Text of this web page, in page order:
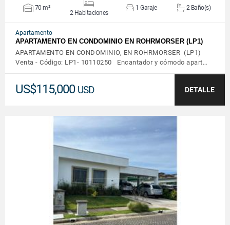
70 m²
2 Habitaciones
1 Garaje 2 Baño(s)
Apartamento
APARTAMENTO EN CONDOMINIO EN ROHRMORSER (LP1)
APARTAMENTO EN CONDOMINIO, EN ROHRMORSER (LP1)
Venta - Código: LP1- 10110250 Encantador y cómodo apart…
US$115,000 USD DETALLE
VER DETALLES